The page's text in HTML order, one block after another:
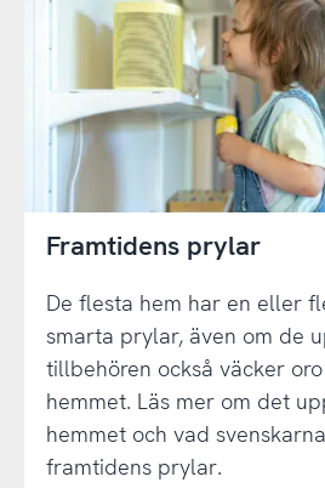
Framtidens prylar
De flesta hem har en eller
smarta prylar, även om de
tillbehören också väcker
hemmet. Läs mer om det
hemmet och vad
framtidens prylar.